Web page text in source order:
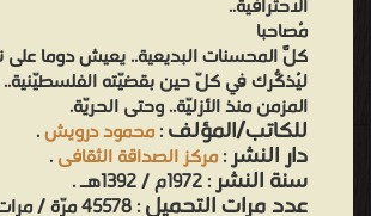
الاحترافية..
مُصاحبا
كلَّ المحسنات البديعية.. يعيش دوما على
ليُذكّرك في كُلّ حين بقضيّته
المزمن منذ الأزليّة.. وحتى الحريّة.
للكاتب/المؤلف:محمود درويش.
دار النشر:مركز الصداقة الثقافى.
سنة النشر: 1972م / 1392هـ .
عدد مرات التحميل: 45578 مرّة / مرات.